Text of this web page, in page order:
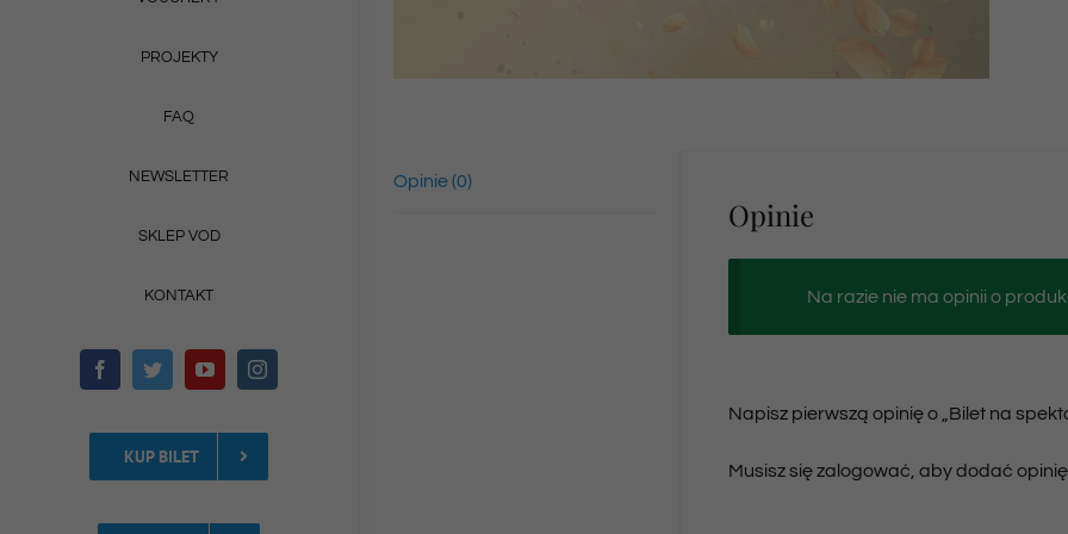
PROJEKTY
FAQ
NEWSLETTER
SKLEP VOD
KONTAKT
KUP BILET
Opinie (0)
Opinie
Na razie nie ma opinii o
Napisz pierwszą opinię o „Bilet na
Musisz sięzalogować , aby dodać